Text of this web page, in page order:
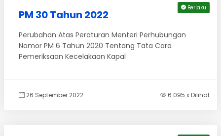
Berlaku
PM 30 Tahun 2022
Perubahan Atas Peraturan Menteri Perhubungan
Nomor PM 6 Tahun 2020 Tentang Tata Cara
Pemeriksaan Kecelakaan Kapal
26 September 2022 6.095 x Dilihat